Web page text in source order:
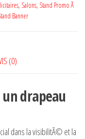
, Salons, Stand Promo Ã
Banner
(0)
drapeau
dans la visibilitÃ© et la